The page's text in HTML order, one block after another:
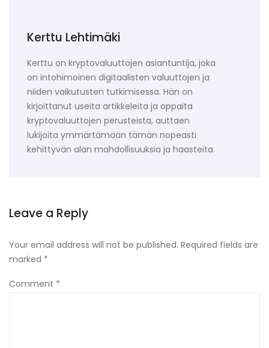
Kerttu Lehtimäki
Kerttu on kryptovaluuttojen asiantuntija, joka
on intohimoinen digitaalisten valuuttojen ja
niiden vaikutusten tutkimisessa. Hän on
kirjoittanut useita artikkeleita ja oppaita
kryptovaluuttojen perusteista, auttaen
lukijoita ymmärtämään tämän nopeasti
kehittyvän alan mahdollisuuksia ja haasteita.
Leave a Reply
Your email address will not be published. Required fields are
marked *
Comment *